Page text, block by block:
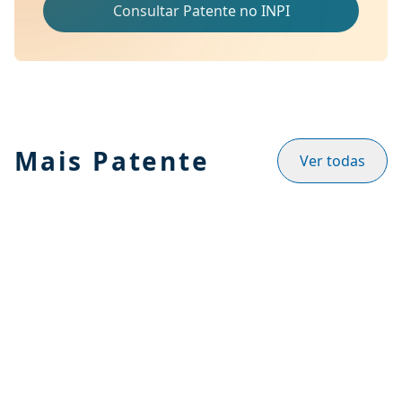
Consultar Patente no INPI
Mais Patente Ver todas